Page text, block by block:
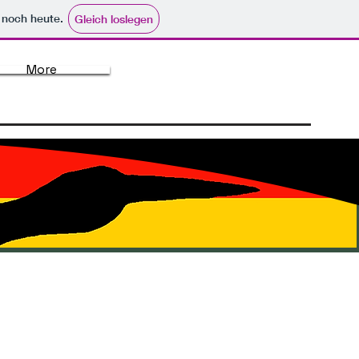
heute. Gleich loslegen
More